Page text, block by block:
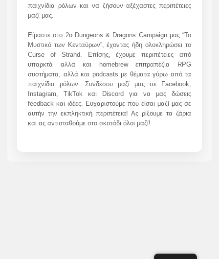
παιχνίδια ρόλων και να ζήσουν αξέχαστες περιπέτειες
μαζί μας.
Είμαστε στo 2ο Dungeons & Dragons Campaign μας “Το
Μυστικό των Κενταύρων”, έχοντας ήδη ολοκληρώσει το
Curse of Strahd. Επίσης, έχουμε περιπέτειες από
υπαρκτά αλλά και homebrew επιτραπέζια RPG
συστήματα, αλλά και podcasts με θέματα γύρω από τα
παιχνίδια ρόλων. Συνδέσου μαζί μας σε Facebook,
Instagram, TikTok και Discord για να μας δώσεις
feedback και ιδέες. Ευχαριστούμε που είσαι μαζί μας σε
αυτήν την εκπληκτική περιπέτεια! Ας ρίξουμε τα ζάρια
και ας αντισταθούμε στο σκοτάδι όλοι μαζί!